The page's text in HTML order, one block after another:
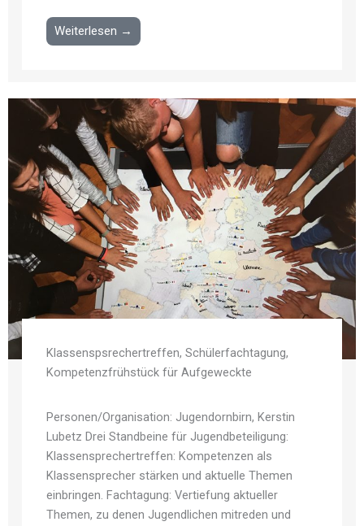
Weiterlesen →
Klassenspsrechertreffen, Schülerfachtagung,
Kompetenzfrühstück für Aufgeweckte
Personen/Organisation: Jugendornbirn, Kerstin
Lubetz Drei Standbeine für Jugendbeteiligung:
Klassensprechertreffen: Kompetenzen als
Klassensprecher stärken und aktuelle Themen
einbringen. Fachtagung: Vertiefung aktueller
Themen, zu denen Jugendlichen mitreden und